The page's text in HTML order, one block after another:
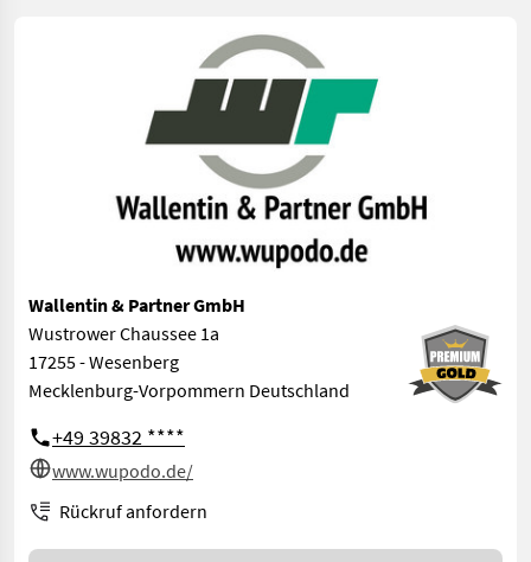
Wallentin & Partner GmbH
Wustrower Chaussee 1a
17255 - Wesenberg
Mecklenburg-Vorpommern Deutschland
+49 39832 ****
www.wupodo.de/
Rückruf anfordern